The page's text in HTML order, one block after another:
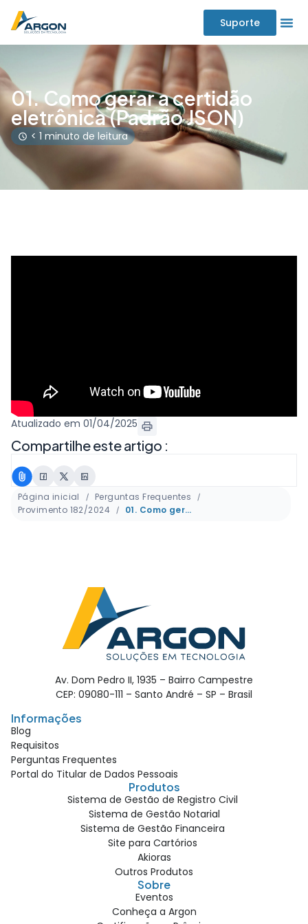
Suporte
01. Como gerar a certidão
eletrônica (Padrão JSON)
< 1 minuto de leitura
Atualizado em 01/04/2025
Compartilhe este artigo :
Página inicial
Perguntas Frequentes
Provimento 182/2024
01. Como gerar a certidão eletrônica (Padrão JSON)
Av. Dom Pedro II, 1935 – Bairro Campestre
CEP: 09080-111 – Santo André – SP – Brasil
Informações
Blog
Requisitos
Perguntas Frequentes
Portal do Titular de Dados Pessoais
Produtos
Sistema de Gestão de Registro Civil
Sistema de Gestão Notarial
Sistema de Gestão Financeira
Site para Cartórios
Akioras
Outros Produtos
Sobre
Eventos
Conheça a Argon